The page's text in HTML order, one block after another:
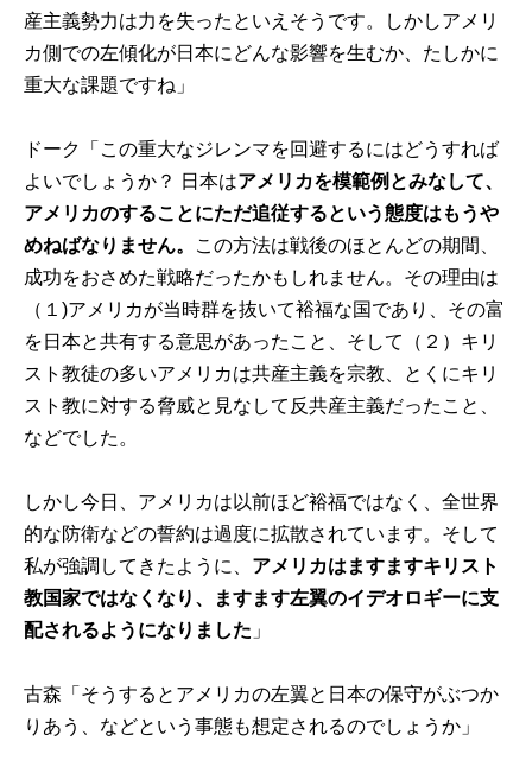
産主義勢力は力を失ったといえそうです。しかしアメリ
カ側での左傾化が日本にどんな影響を生むか、たしかに
重大な課題ですね」
ドーク「この重大なジレンマを回避するにはどうすれば
よいでしょうか？ 日本はアメリカを模範例とみなして、
アメリカのすることにただ追従するという態度はもうや
めねばなりません。
この方法は戦後のほとんどの期間、
成功をおさめた戦略だったかもしれません。その理由は
（１)アメリカが当時群を抜いて裕福な国であり、その富
を日本と共有する意思があったこと、そして（２）キリ
スト教徒の多いアメリカは共産主義を宗教、とくにキリ
スト教に対する脅威と見なして反共産主義だったこと、
などでした。
しかし今日、アメリカは以前ほど裕福ではなく、全世界
的な防衛などの誓約は過度に拡散されています。そして
私が強調してきたように、 アメリカはますますキリスト
教国家ではなくなり、ますます左翼のイデオロギーに支
配されるようになりました 」
古森「そうするとアメリカの左翼と日本の保守がぶつか
りあう、などという事態も想定されるのでしょうか」